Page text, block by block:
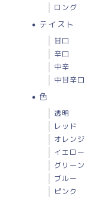
ロング
テイスト
甘口
辛口
中辛
中甘辛口
色
透明
レッド
オレンジ
イエロー
グリーン
ブルー
ピンク